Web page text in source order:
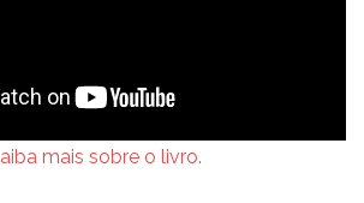
mais sobre o livro.